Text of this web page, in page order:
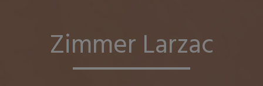
Zimmer Larzac